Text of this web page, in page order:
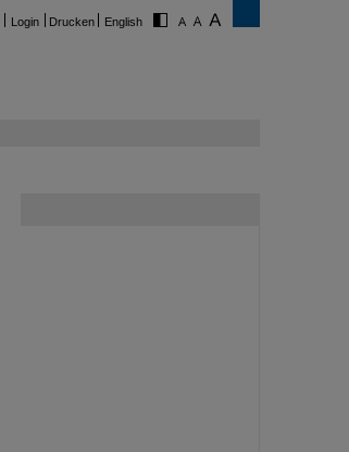
Login Drucken English